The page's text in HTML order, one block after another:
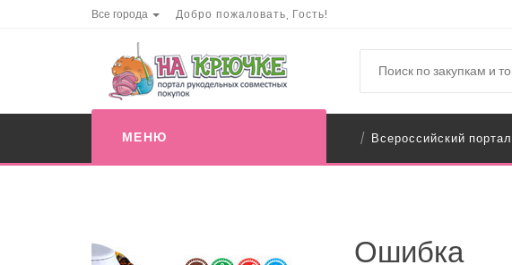
Все города Добро пожаловать, Гость!
МЕНЮ / Всероссийский
Ошибка